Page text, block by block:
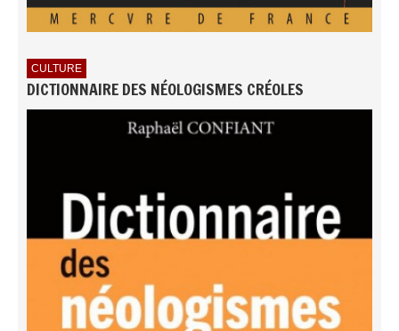
CULTURE
DICTIONNAIRE DES NÉOLOGISMES CRÉOLES